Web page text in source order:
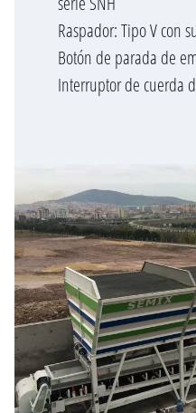
Raspador: Tipo V con
Botón de parada de
Interruptor de cuerda